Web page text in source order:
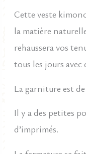
Cette veste
la matière
rehaussera vos
tous les jours
La garniture est
Il y a des petites
d’imprimés.